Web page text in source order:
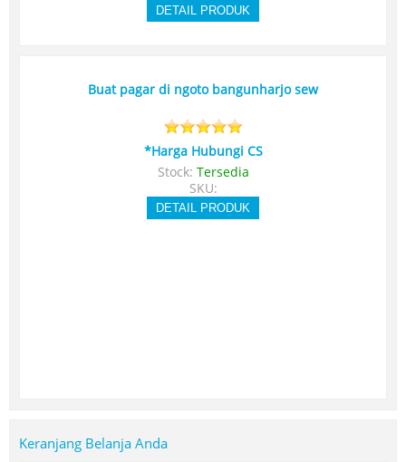
DETAIL PRODUK
Buat pagar di ngoto bangunharjo sew
*Harga Hubungi CS
Stock: Tersedia
SKU:
DETAIL PRODUK
Keranjang Belanja Anda